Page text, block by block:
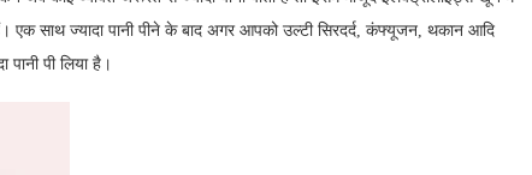
एक साथ ज्यादा पानी पीने के बाद अगर आपको उल्टी सिरदर्द, कंफ्यूजन, थकान आदि
पी लिया है।